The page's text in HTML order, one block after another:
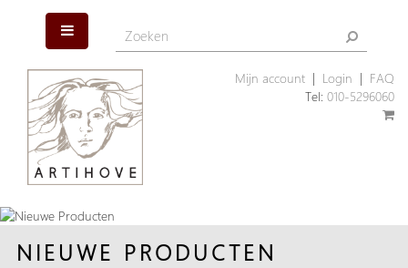
Mijn account| Login
FAQ
Tel: 010-5296060
NIEUWE PRODUCTEN